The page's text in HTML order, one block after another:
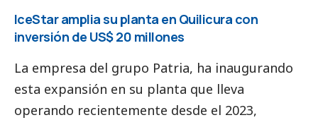
IceStar amplia su planta en Quilicura con
inversión de US$ 20 millones
La empresa del grupo Patria, ha inaugurando
esta expansión en su planta que lleva
operando recientemente desde el 2023,